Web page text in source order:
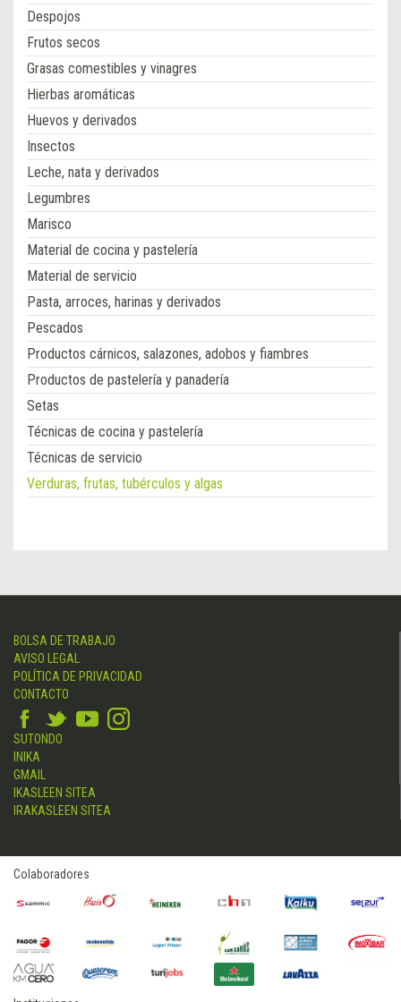
Despojos
Frutos secos
Grasas comestibles y vinagres
Hierbas aromáticas
Huevos y derivados
Insectos
Leche, nata y derivados
Legumbres
Marisco
Material de cocina y pastelería
Material de servicio
Pasta, arroces, harinas y derivados
Pescados
Productos cárnicos, salazones, adobos y fiambres
Productos de pastelería y panadería
Setas
Técnicas de cocina y pastelería
Técnicas de servicio
Verduras, frutas, tubérculos y algas
BOLSA DE TRABAJO
AVISO LEGAL
POLÍTICA DE PRIVACIDAD
CONTACTO
SUTONDO
INIKA
GMAIL
IKASLEEN SITEA
IRAKASLEEN SITEA
Colaboradores